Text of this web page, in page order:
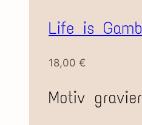
Life is
18,00 €
Motiv